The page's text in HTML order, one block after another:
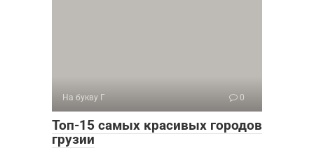
На букву Г 0
Топ-15 самых красивых городов
грузии